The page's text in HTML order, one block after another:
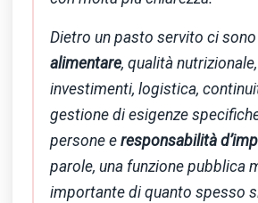
Dietro un pasto servito ci sono
alimentare, qualità
investimenti, logistica,
gestione di esigenze
persone e responsabilità
parole, una funzione pubblica
importante di quanto spesso